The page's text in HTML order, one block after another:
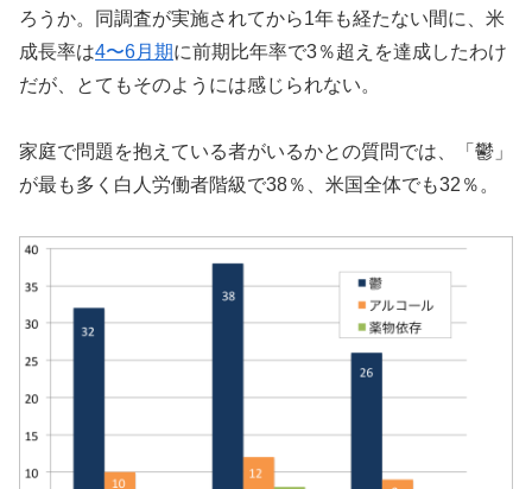
ろうか。同調査が実施されてから1年も経たない間に、米
成長率は4〜6月期に前期比年率で3％超えを達成したわけ
だが、とてもそのようには感じられない。
家庭で問題を抱えている者がいるかとの質問では、「鬱」
が最も多く白人労働者階級で38％、米国全体でも32％。